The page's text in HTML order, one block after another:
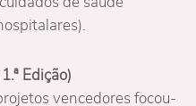
Edição)
vencedores focou-